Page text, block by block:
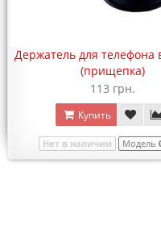
Держатель для телефона
(прищепка)
113 грн.
Купить
Нет в наличии Модель